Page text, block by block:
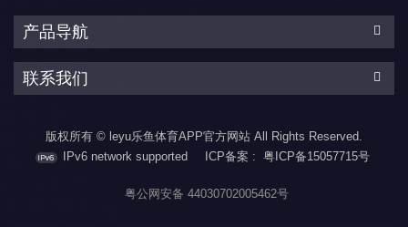
产品导航
联系我们
版权所有 © leyu乐鱼体育APP官方网站 All Rights Reserved.
IPv6 network supported
ICP备案 : 粤ICP备15057715号
粤公网安备 44030702005462号